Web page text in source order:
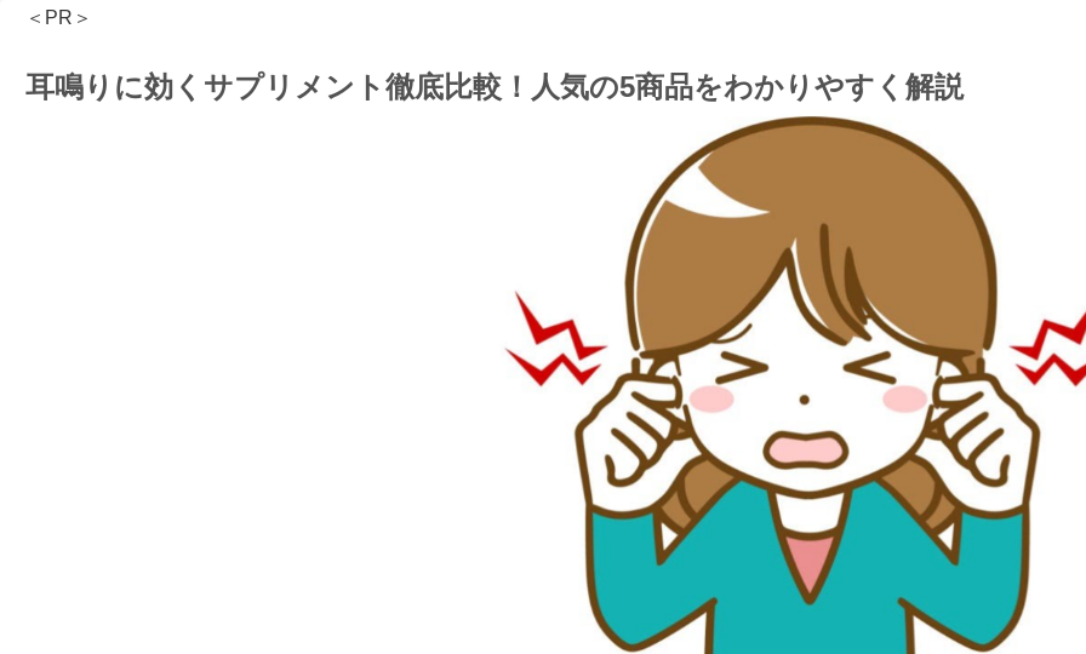
＜PR＞
耳鳴りに効くサプリメント徹底比較！人気の5商品をわかりやすく解説